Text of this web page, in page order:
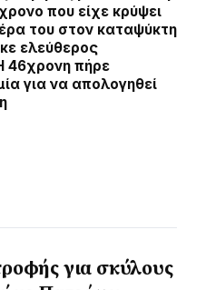
που είχε κρύψει
του στον καταψύκτη
ελεύθερος
46χρονη πήρε
για να απολογηθεί
για σκύλους